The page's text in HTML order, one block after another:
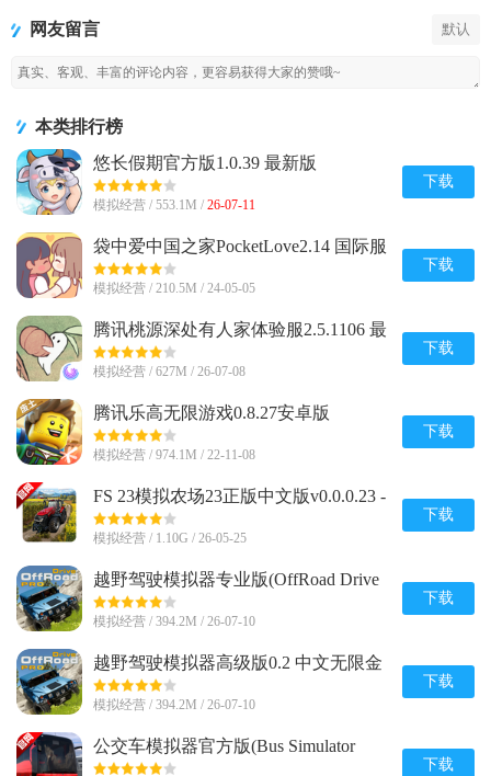
网友留言 默认
本类排行榜
悠长假期官方版1.0.39 最新版
模拟经营 / 553.1M / 26-07-11
下载
袋中爱中国之家PocketLove2.14 国际服
模拟经营 / 210.5M / 24-05-05
下载
腾讯桃源深处有人家体验服2.5.1106 最
新版
模拟经营 / 627M / 26-07-08
下载
腾讯乐高无限游戏0.8.27安卓版
模拟经营 / 974.1M / 22-11-08
下载
FS 23模拟农场23正版中文版v0.0.0.23 -
Google 谷歌版
模拟经营 / 1.10G / 26-05-25
下载
越野驾驶模拟器专业版(OffRoad Drive
Pro)0.2 中文安卓最新版
模拟经营 / 394.2M / 26-07-10
下载
越野驾驶模拟器高级版0.2 中文无限金
币版
模拟经营 / 394.2M / 26-07-10
下载
公交车模拟器官方版(Bus Simulator
Ultimate)v2.2.8 安卓完整直装版
下载